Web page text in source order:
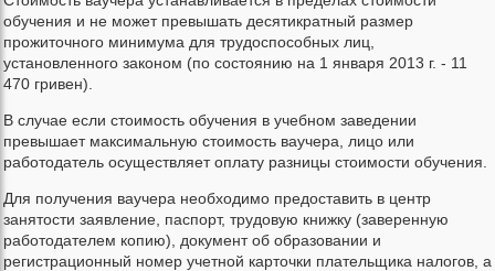
обучения и не может превышать десятикратный размер
прожиточного минимума для трудоспособных лиц,
установленного законом (по состоянию на 1 января 2013 г. - 11
470 гривен).
В случае если стоимость обучения в учебном заведении
превышает максимальную стоимость ваучера, лицо или
работодатель осуществляет оплату разницы стоимости обучения.
Для получения ваучера необходимо предоставить в центр
занятости заявление, паспорт, трудовую книжку (заверенную
работодателем копию), документ об образовании и
регистрационный номер учетной карточки плательщика налогов, а